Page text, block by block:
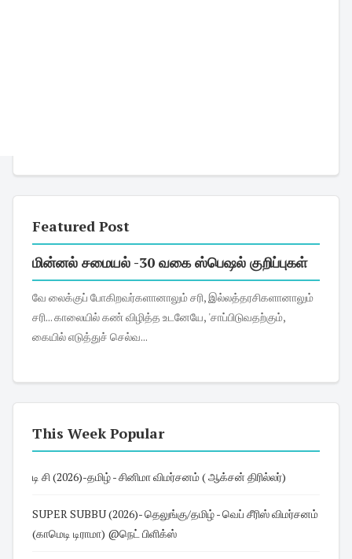
Featured Post
மின்னல் சமையல் -30 வகை ஸ்பெஷல் குறிப்புகள்
வே லைக்குப் போகிறவர்களானாலும் சரி, இல்லத்தரசிகளானாலும்
சரி... காலையில் கண் விழித்த உடனேயே, 'சாப்பிடுவதற்கும்,
கையில் எடுத்துச் செல்வ...
This Week Popular
டி சி (2026)-தமிழ் - சினிமா விமர்சனம் ( ஆக்சன் திரில்லர்)
SUPER SUBBU (2026)- தெலுங்கு/தமிழ் - வெப் சீரிஸ் விமர்சனம்
(காமெடி டிராமா) @நெட் பிளிக்ஸ்